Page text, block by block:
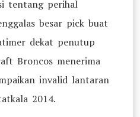
tentang perihal
besar pick buat
dekat penutup
Broncos menerima
invalid lantaran
2014.